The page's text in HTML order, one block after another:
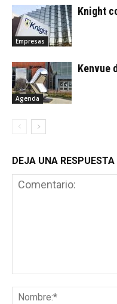
Empresas
Knight
Agenda
Kenvue
DEJA UNA RESPUESTA